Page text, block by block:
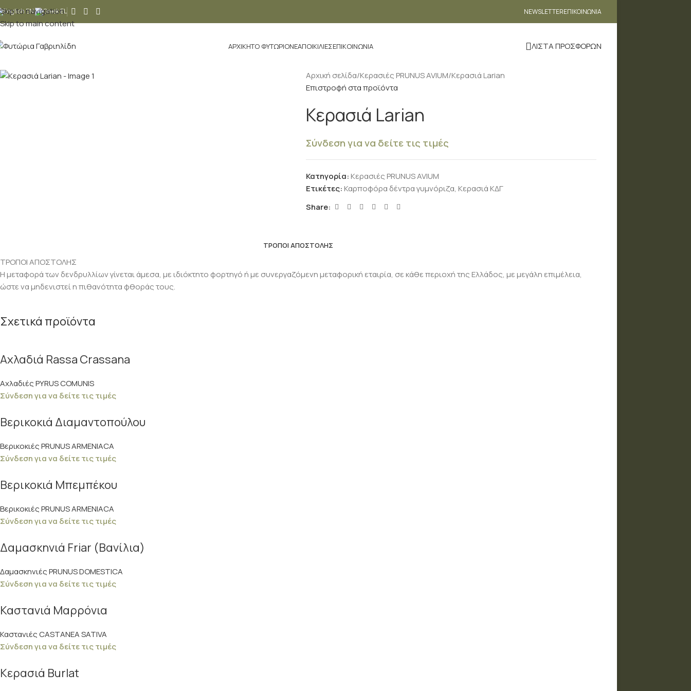
Skip to navigation
Skip to main content
EN EL NEWSLETTERΕΠΙΚΟΙΝΩΝΊΑ
ΑΡΧΙΚΉΤΟ ΦΥΤΏΡΙΟΝΈΑΠΟΙΚΙΛΊΕΣΕΠΙΚΟΙΝΩΝΊΑ ΛΙΣΤΑ ΠΡΟΣΦΟΡΩΝ
Αρχική σελίδα Κερασιές PRUNUS AVIUM Κερασιά Larian
Επιστροφή στα προϊόντα
Κερασιά Larian
Σύνδεση για να δείτε τις τιμές
Κατηγορία:Κερασιές PRUNUS AVIUM
Ετικέτες:Καρποφόρα δέντρα γυμνόριζα, Κερασιά ΚΔΓ
Share:
ΤΡΟΠΟΙ ΑΠΟΣΤΟΛΗΣ
ΤΡΟΠΟΙ ΑΠΟΣΤΟΛΗΣ
Η μεταφορά των δενδρυλλίων γίνεται άμεσα, με ιδιόκτητο φορτηγό ή με συνεργαζόμενη μεταφορική εταιρία, σε κάθε περιοχή της Ελλάδος, με μεγάλη επιμέλεια,
ώστε να μηδενιστεί η πιθανότητα φθοράς τους.
Σχετικά προϊόντα
Αχλαδιά Rassa Crassana
Αχλαδιές PYRUS COMUNIS
Σύνδεση για να δείτε τις τιμές
Βερικοκιά Διαμαντοπούλου
Βερικοκιές PRUNUS ARMENIACA
Σύνδεση για να δείτε τις τιμές
Βερικοκιά Μπεμπέκου
Βερικοκιές PRUNUS ARMENIACA
Σύνδεση για να δείτε τις τιμές
Δαμασκηνιά Friar (Βανίλια)
Δαμασκηνιές PRUNUS DOMESTICA
Σύνδεση για να δείτε τις τιμές
Καστανιά Μαρρόνια
Καστανιές CASTANEA SATIVA
Σύνδεση για να δείτε τις τιμές
Κερασιά Burlat